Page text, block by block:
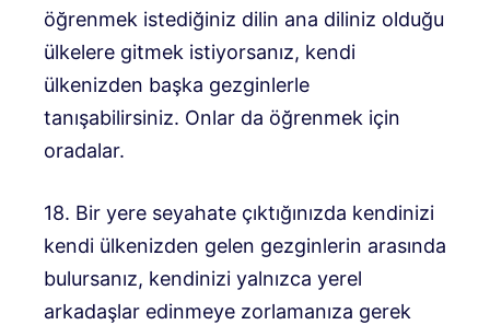
öğrenmek istediğiniz dilin ana diliniz olduğu
ülkelere gitmek istiyorsanız, kendi
ülkenizden başka gezginlerle
tanışabilirsiniz. Onlar da öğrenmek için
oradalar.
18. Bir yere seyahate çıktığınızda kendinizi
kendi ülkenizden gelen gezginlerin arasında
bulursanız, kendinizi yalnızca yerel
arkadaşlar edinmeye zorlamanıza gerek